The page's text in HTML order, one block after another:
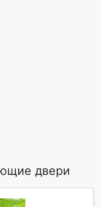
двери